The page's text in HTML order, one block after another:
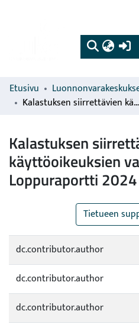
Etusivu
Kalastuksen siirrettävien käyttöoikeuksien vakuusarvo : Loppuraportti 2024
Kalastuksen
käyttöoikeuksien
Loppuraportti 2024
Tietueen
dc.contributor.author
dc.contributor.author
dc.contributor.author